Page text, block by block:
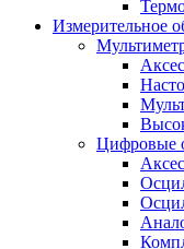
Измерительное
Цифровые